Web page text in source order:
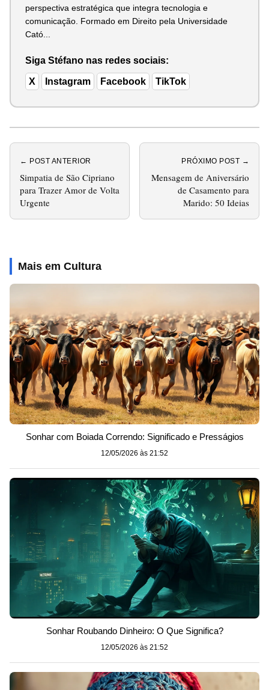
perspectiva estratégica que integra tecnologia e
comunicação. Formado em Direito pela Universidade
Cató...
Siga Stéfano nas redes sociais:
X Instagram Facebook TikTok
← POST ANTERIOR
Simpatia de São Cipriano
para Trazer Amor de Volta
Urgente
PRÓXIMO POST →
Mensagem de Aniversário
de Casamento para
Marido: 50 Ideias
Mais em Cultura
Sonhar com Boiada Correndo: Significado e Presságios
12/05/2026 às 21:52
Sonhar Roubando Dinheiro: O Que Significa?
12/05/2026 às 21:52